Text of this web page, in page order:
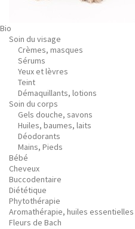
Bio
Soin du visage
Crèmes, masques
Sérums
Yeux et lèvres
Teint
Démaquillants, lotions
Soin du corps
Gels douche, savons
Huiles, baumes, laits
Déodorants
Mains, Pieds
Bébé
Cheveux
Buccodentaire
Diététique
Phytothérapie
Aromathérapie, huiles essentielles
Fleurs de Bach